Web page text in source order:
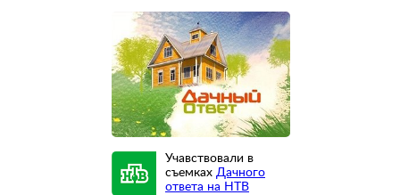
Учавствовали в
съемках Дачного
ответа на НТВ